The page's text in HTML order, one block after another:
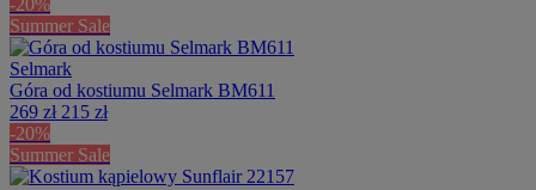
Summer Sale
Selmark
Góra od kostiumu Selmark BM611
269 zł 215 zł
-20%
Summer Sale